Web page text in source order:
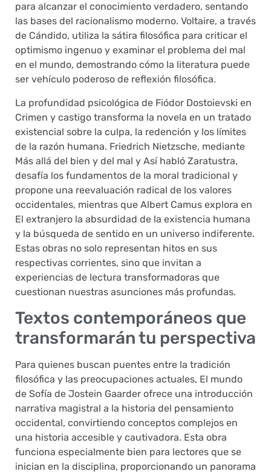
para alcanzar el conocimiento verdadero, sentando
las bases del racionalismo moderno. Voltaire, a través
de Cándido, utiliza la sátira filosófica para criticar el
optimismo ingenuo y examinar el problema del mal
en el mundo, demostrando cómo la literatura puede
ser vehículo poderoso de reflexión filosófica.
La profundidad psicológica de Fiódor Dostoievski en
Crimen y castigo transforma la novela en un tratado
existencial sobre la culpa, la redención y los límites
de la razón humana. Friedrich Nietzsche, mediante
Más allá del bien y del mal y Así habló Zaratustra,
desafía los fundamentos de la moral tradicional y
propone una reevaluación radical de los valores
occidentales, mientras que Albert Camus explora en
El extranjero la absurdidad de la existencia humana
y la búsqueda de sentido en un universo indiferente.
Estas obras no solo representan hitos en sus
respectivas corrientes, sino que invitan a
experiencias de lectura transformadoras que
cuestionan nuestras asunciones más profundas.
Textos contemporáneos que
transformarán tu perspectiva
Para quienes buscan puentes entre la tradición
filosófica y las preocupaciones actuales, El mundo
de Sofía de Jostein Gaarder ofrece una introducción
narrativa magistral a la historia del pensamiento
occidental, convirtiendo conceptos complejos en
una historia accesible y cautivadora. Esta obra
funciona especialmente bien para lectores que se
inician en la disciplina, proporcionando un panorama